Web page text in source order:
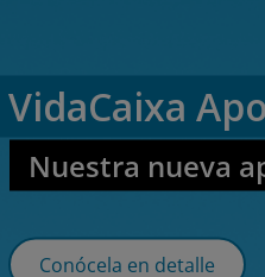
Plan
la